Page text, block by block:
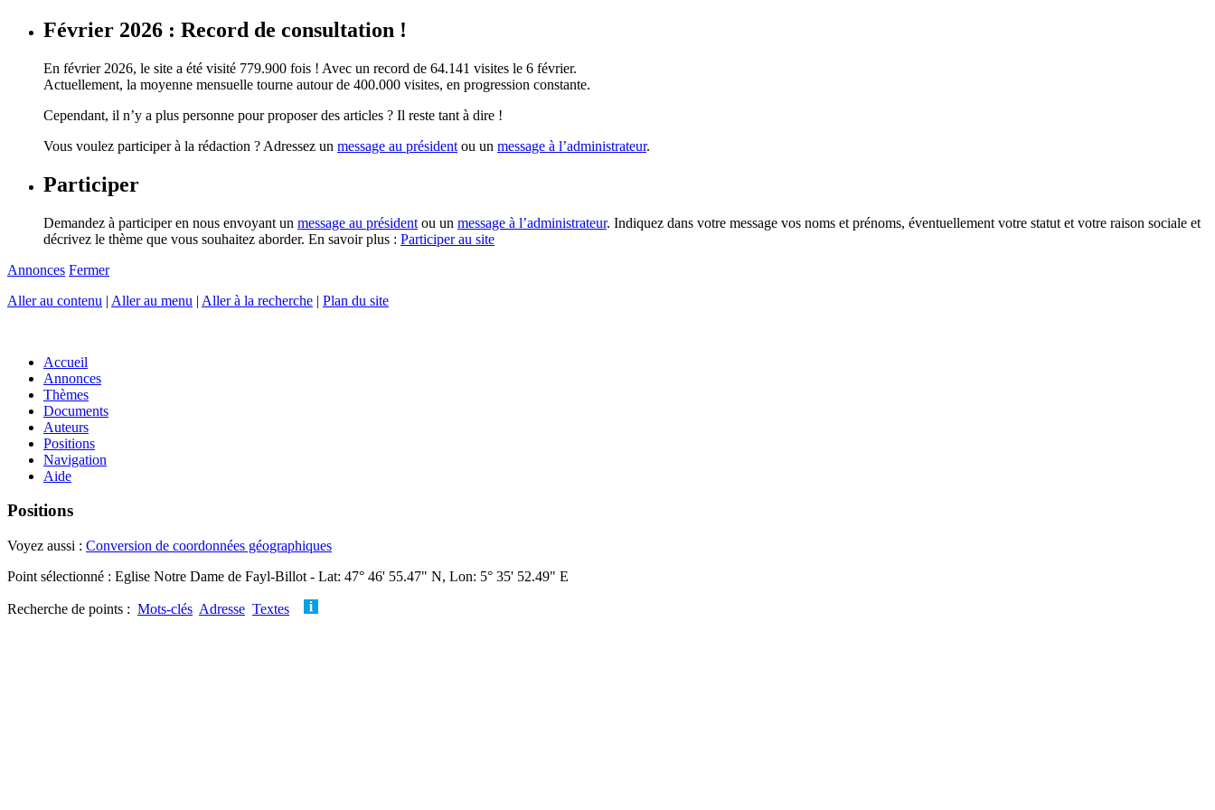
Février 2026 : Record de consultation !
En février 2026, le site a été visité 779.900 fois ! Avec un record de 64.141 visites le 6 février.
Actuellement, la moyenne mensuelle tourne autour de 400.000 visites, en progression constante.
Cependant, il n’y a plus personne pour proposer des articles ? Il reste tant à dire !
Vous voulez participer à la rédaction ? Adressez un message au président ou un message à l’administrateur.
Participer
Demandez à participer en nous envoyant un message au président ou un message à l’administrateur. Indiquez dans votre message vos noms et prénoms, éventuellement votre statut et votre raison sociale et
décrivez le thème que vous souhaitez aborder. En savoir plus : Participer au site
Annonces Fermer
Aller au contenu | Aller au menu | Aller à la recherche | Plan du site
Accueil
Annonces
Thèmes
Documents
Auteurs
Positions
Navigation
Aide
Positions
Voyez aussi : Conversion de coordonnées géographiques
Point sélectionné : Eglise Notre Dame de Fayl-Billot - Lat: 47° 46' 55.47" N, Lon: 5° 35' 52.49" E
Recherche de points : Mots-clés Adresse Textes